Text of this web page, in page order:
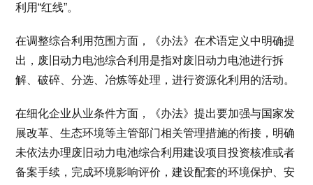
利用“红线”。
在调整综合利用范围方面，《办法》在术语定义中明确提
出，废旧动力电池综合利用是指对废旧动力电池进行拆
解、破碎、分选、冶炼等处理，进行资源化利用的活动。
在细化企业从业条件方面，《办法》提出要加强与国家发
展改革、生态环境等主管部门相关管理措施的衔接，明确
未依法办理废旧动力电池综合利用建设项目投资核准或者
备案手续，完成环境影响评价，建设配套的环境保护、安